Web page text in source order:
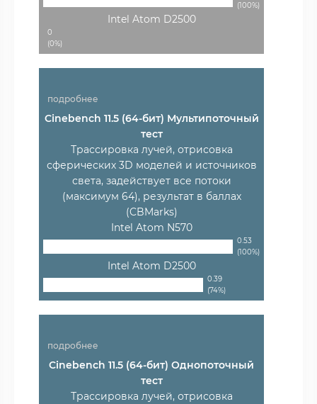
(100%)
Intel Atom D2500
0
(0%)
подробнее
Cinebench 11.5 (64-бит) Мультипоточный
тест
Трассировка лучей, отрисовка
сферических 3D моделей и источников
света, задействует все потоки
(максимум 64), результат в баллах
(CBMarks)
Intel Atom N570
0.53
(100%)
Intel Atom D2500
0.39
(74%)
подробнее
Cinebench 11.5 (64-бит) Однопоточный
тест
Трассировка лучей, отрисовка